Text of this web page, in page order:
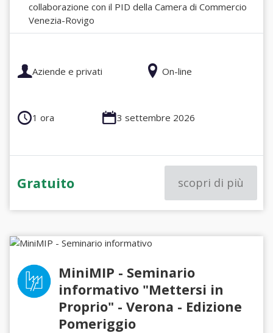
collaborazione con il PID della Camera di Commercio
Venezia-Rovigo
Aziende e privati On-line
1 ora 3 settembre 2026
Gratuito scopri di più
MiniMIP - Seminario
informativo "Mettersi in
Proprio" - Verona - Edizione
Pomeriggio